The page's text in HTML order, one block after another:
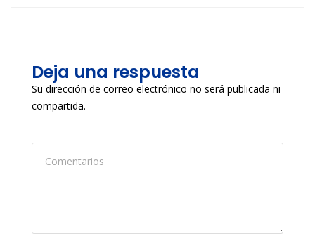
Deja una respuesta
Su dirección de correo electrónico no será publicada ni
compartida.